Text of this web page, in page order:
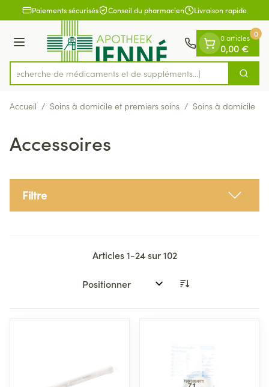
Aller au contenu
1 de 1
Paiements sécurisés Conseil du pharmacien Livraison rapide
Menu
Rechercher
Recherche de médicaments et
0 articles
0,00 €
0
Accueil / Soins à domicile et premiers soins / Soins à domicile
Accessoires
Filtre
Articles1-24sur102
Trier par: